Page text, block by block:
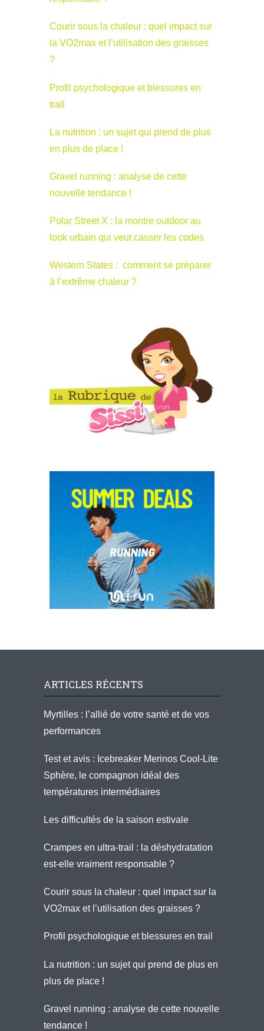
Courir sous la chaleur : quel impact sur
la VO2max et l’utilisation des graisses
?
Profil psychologique et blessures en
trail
La nutrition : un sujet qui prend de plus
en plus de place !
Gravel running : analyse de cette
nouvelle tendance !
Polar Street X : la montre outdoor au
look urbain qui veut casser les codes
Western States : comment se préparer
à l’extrême chaleur ?
ARTICLES RÉCENTS
Myrtilles : l’allié de votre santé et de vos
performances
Test et avis : Icebreaker Merinos Cool-Lite
Sphère, le compagnon idéal des
températures intermédiaires
Les difficultés de la saison estivale
Crampes en ultra-trail : la déshydratation
est-elle vraiment responsable ?
Courir sous la chaleur : quel impact sur la
VO2max et l’utilisation des graisses ?
Profil psychologique et blessures en trail
La nutrition : un sujet qui prend de plus en
plus de place !
Gravel running : analyse de cette nouvelle
tendance !